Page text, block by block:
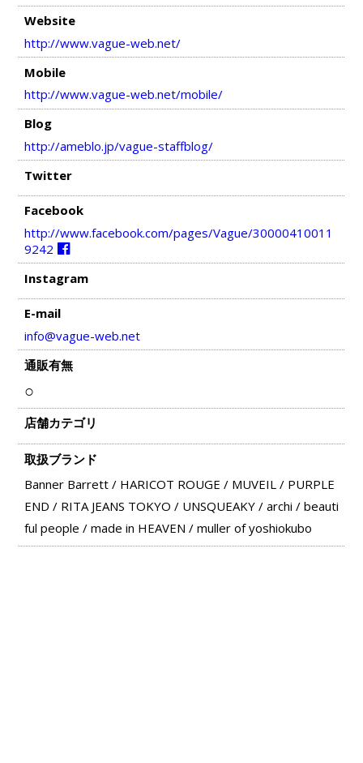
Website
http://www.vague-web.net/
Mobile
http://www.vague-web.net/mobile/
Blog
http://ameblo.jp/vague-staffblog/
Twitter
Facebook
http://www.facebook.com/pages/Vague/30000410011
9242
Instagram
E-mail
info@vague-web.net
通販有無
○
店舗カテゴリ
取扱ブランド
Banner Barrett/ HARICOT ROUGE / MUVEIL/ PURPLE
END / RITA JEANS TOKYO / UNSQUEAKY/ archi / beauti
ful people / made in HEAVEN / muller of yoshiokubo